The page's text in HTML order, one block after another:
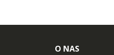
O NAS